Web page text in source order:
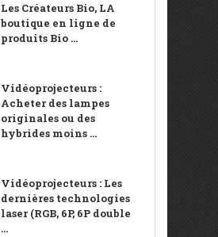
Les Créateurs Bio, LA
boutique en ligne de
produits Bio ...
Vidéoprojecteurs :
Acheter des lampes
originales ou des
hybrides moins ...
Vidéoprojecteurs : Les
dernières technologies
laser (RGB, 6P, 6P double
...